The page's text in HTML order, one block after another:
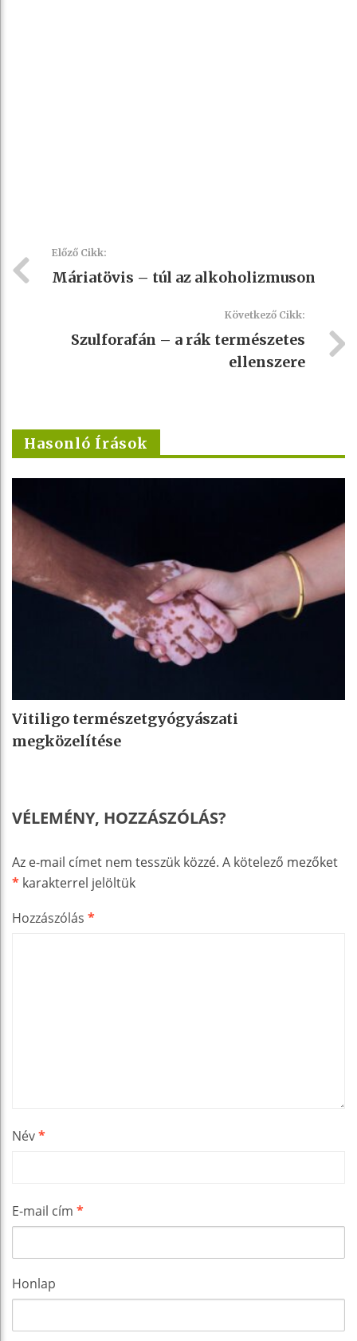
Előző Cikk:
Máriatövis – túl az alkoholizmuson
Következő Cikk:
Szulforafán – a rák természetes
ellenszere
Hasonló Írások
Vitiligo természetgyógyászati
megközelítése
VÉLEMÉNY, HOZZÁSZÓLÁS?
Az e-mail címet nem tesszük közzé. A kötelező mezőket
* karakterrel jelöltük
Hozzászólás *
Név*
E-mail cím *
Honlap